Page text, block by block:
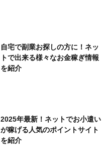
自宅で副業お探しの方に！ネッ
トで出来る様々なお金稼ぎ情報
を紹介
2025年最新！ネットでお小遣い
が稼げる人気のポイントサイト
を紹介